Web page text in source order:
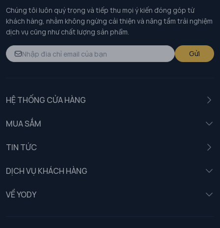
Chúng tôi luôn quý trọng và tiếp thu mọi ý kiến đóng góp từ
khách hàng, nhằm không ngừng cải thiện và nâng tầm trải nghiệm
dịch vụ cũng như chất lượng sản phẩm.
Gửi
HỆ THỐNG CỬA HÀNG
MUA SẮM
TIN TỨC
DỊCH VỤ KHÁCH HÀNG
Chính sách khách hàng thân thiết
VỀ YODY